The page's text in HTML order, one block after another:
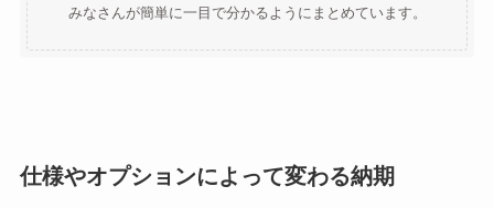
みなさんが簡単に一目で分かるようにまとめています。
仕様やオプションによって変わる納期